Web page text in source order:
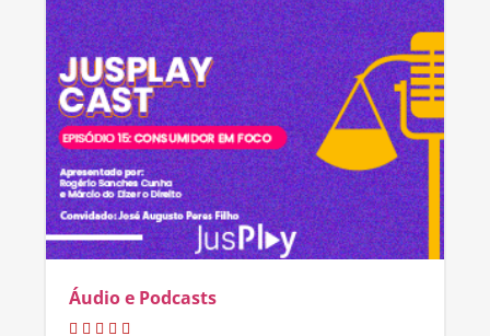
Áudio e Podcasts